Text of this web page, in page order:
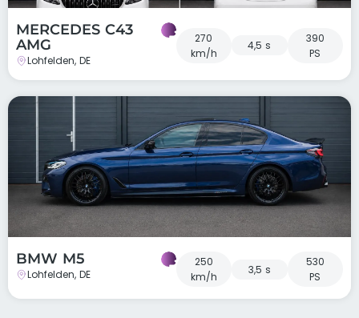
MERCEDES C43
AMG
Lohfelden, DE
270
km/h
4,5 s
390
PS
BMW M5
Lohfelden, DE
250
km/h
3,5 s
530
PS